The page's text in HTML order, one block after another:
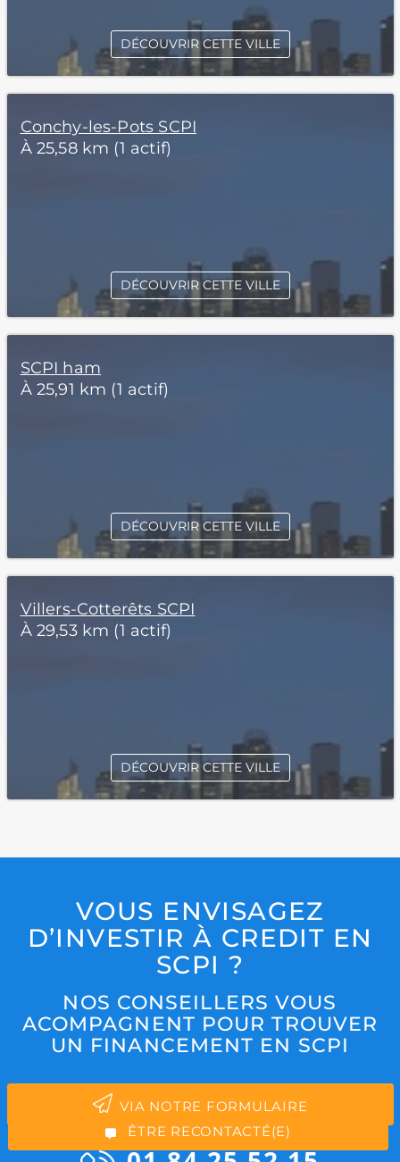
*Champs obligatoires
“Excellent”, 165 avis
ÊTRE RECONTACTÉ(E)
DÉCOUVRIR CETTE VILLE
Conchy-les-Pots SCPI
À 25,58 km (1 actif)
DÉCOUVRIR CETTE VILLE
SCPI ham
À 25,91 km (1 actif)
DÉCOUVRIR CETTE VILLE
Villers-Cotterêts SCPI
À 29,53 km (1 actif)
DÉCOUVRIR CETTE VILLE
VOUS ENVISAGEZ
D’INVESTIR À CREDIT EN
SCPI ?
NOS CONSEILLERS VOUS
ACOMPAGNENT POUR TROUVER
UN FINANCEMENT EN SCPI
VIA NOTRE FORMULAIRE